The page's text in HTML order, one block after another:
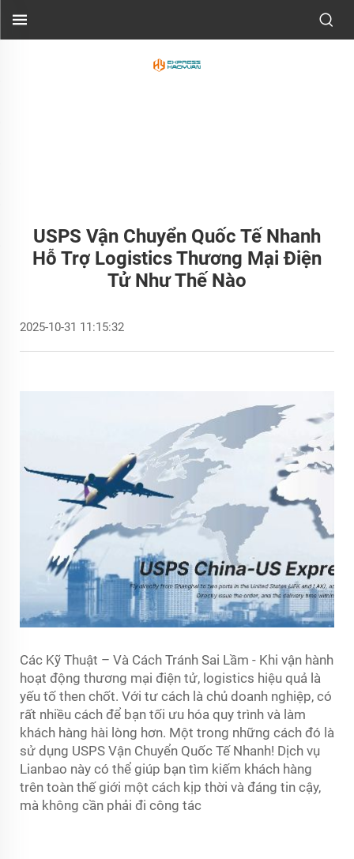
USPS Vận Chuyển Quốc Tế Nhanh
Hỗ Trợ Logistics Thương Mại Điện
Tử Như Thế Nào
2025-10-31 11:15:32
Các Kỹ Thuật – Và Cách Tránh Sai Lầm - Khi vận hành
hoạt động thương mại điện tử, logistics hiệu quả là
yếu tố then chốt. Với tư cách là chủ doanh nghiệp, có
rất nhiều cách để bạn tối ưu hóa quy trình và làm
khách hàng hài lòng hơn. Một trong những cách đó là
sử dụng USPS Vận Chuyển Quốc Tế Nhanh! Dịch vụ
Lianbao này có thể giúp bạn tìm kiếm khách hàng
trên toàn thế giới một cách kịp thời và đáng tin cậy,
mà không cần phải đi công tác